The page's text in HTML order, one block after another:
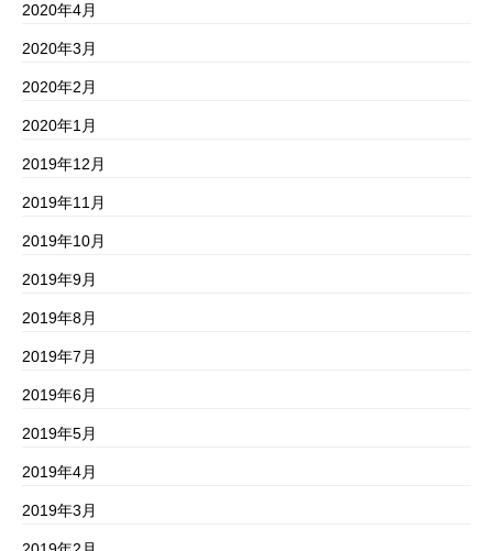
2020年4月
2020年3月
2020年2月
2020年1月
2019年12月
2019年11月
2019年10月
2019年9月
2019年8月
2019年7月
2019年6月
2019年5月
2019年4月
2019年3月